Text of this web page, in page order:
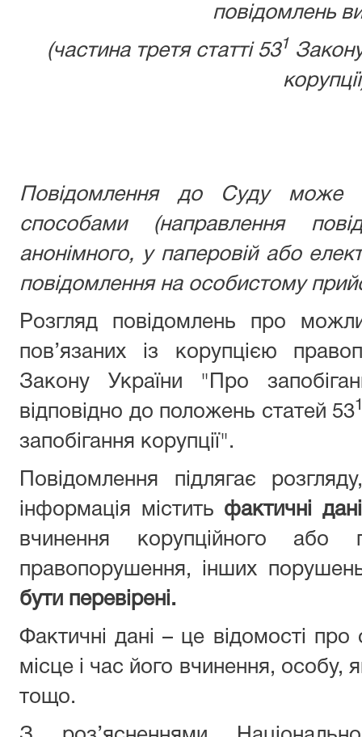
повідомлень
(частина третя статті 531
Повідомлення до Суду може
способами (направлення
анонімного, у паперовій або
повідомлення на особистому
Розгляд повідомлень про
пов’язаних із корупцією
Закону України "Про
відповідно до положень статей 53
запобігання корупції".
Повідомлення підлягає
інформація містить фактичні
вчинення корупційного або
правопорушення, інших
бути перевірені.
Фактичні дані – це відомості
місце і час його вчинення,
тощо.